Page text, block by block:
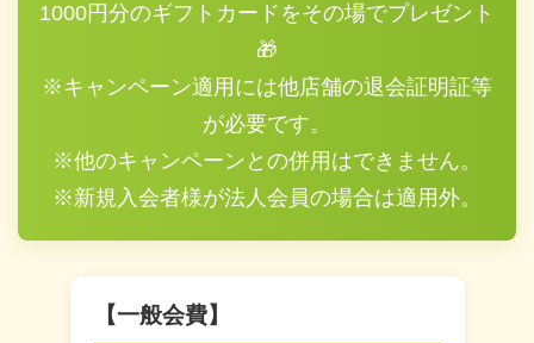
1000円分のギフトカードをその場でプレゼント
🎁
※キャンペーン適用には他店舗の退会証明証等
が必要です。
※他のキャンペーンとの併用はできません。
※新規入会者様が法人会員の場合は適用外。
【一般会費】